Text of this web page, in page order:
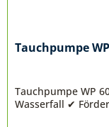
Tauchpumpe
Tauchpumpe WP
Wasserfall ✔